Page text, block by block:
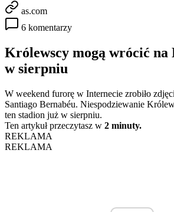
as.com
6 komentarzy
Królewscy mogą wrócić na
w sierpniu
W weekend furorę w Internecie zrobiło
Santiago Bernabéu. Niespodziewanie
ten stadion już w sierpniu.
Ten artykuł przeczytasz w 2 minuty.
REKLAMA
REKLAMA